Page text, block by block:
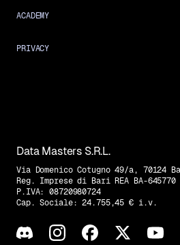
ACADEMY
PRIVACY
Data Masters S.R.L.
Via Domenico Cotugno 49/a, 70124
Reg. Imprese di Bari REA BA-645770
P.IVA: 08720980724
Cap. Sociale: 24.755,45 € i.v.
Trovaci su